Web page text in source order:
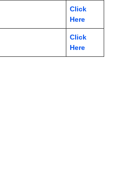
Click
Here
Click
Here